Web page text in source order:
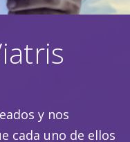
y nos
cada uno de ellos